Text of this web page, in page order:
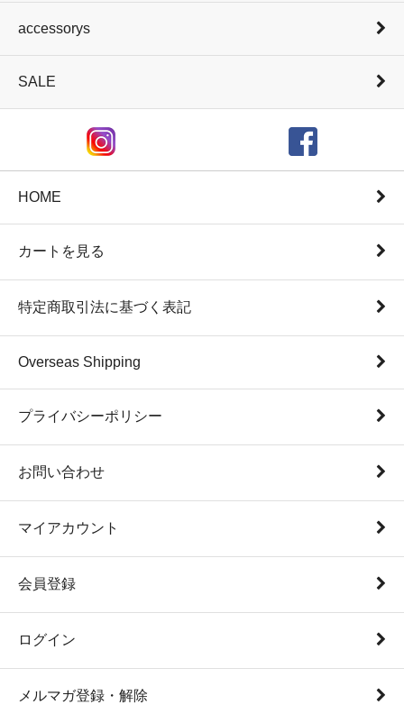
accessorys
SALE
HOME
カートを見る
特定商取引法に基づく表記
Overseas Shipping
プライバシーポリシー
お問い合わせ
マイアカウント
会員登録
ログイン
メルマガ登録・解除